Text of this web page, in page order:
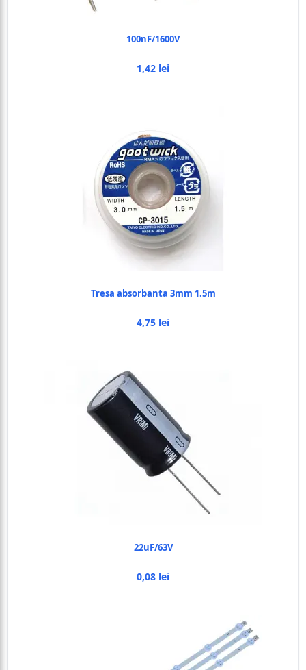
100nF/1600V
1,42 lei
Tresa absorbanta 3mm 1.5m
4,75 lei
22uF/63V
0,08 lei